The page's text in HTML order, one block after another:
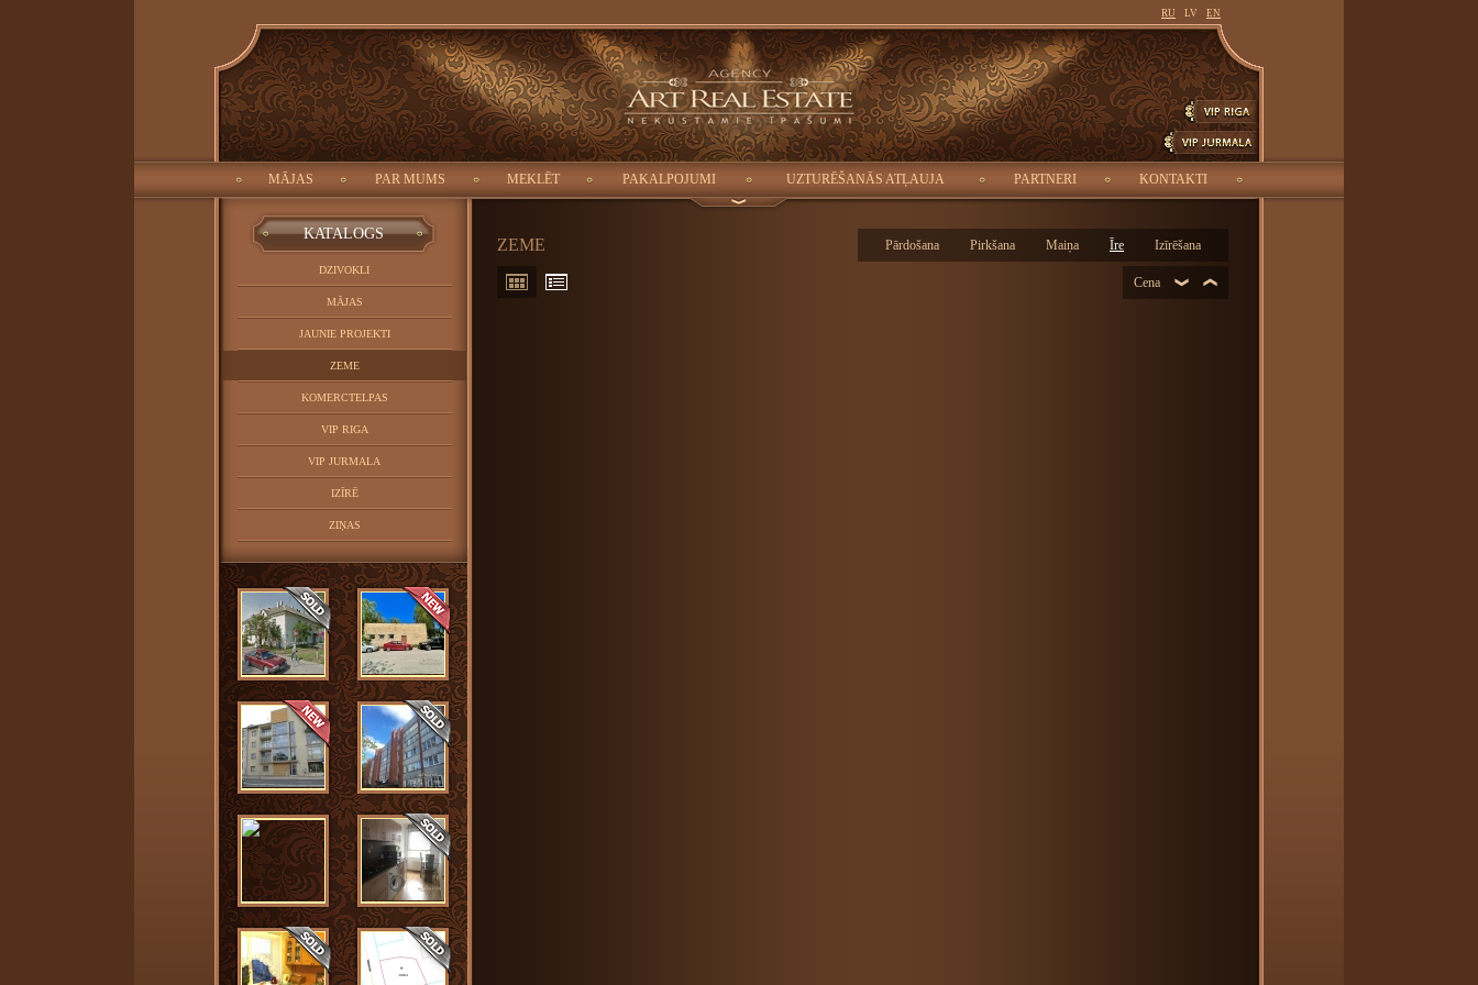
RU LV EN
CATALOG
MĀJAS PAR MUMS MEKLĒT PAKALPOJUMI UZTURĒŠANĀS ATĻAUJA PARTNERI KONTAKTI
ID: Meklēt: Objekta tips: Pilsēta: Istabas: Platība: (m2):
-
Cena:
-
MEKLĒT
KATALOGS
DZIVOKLI
MĀJAS
JAUNIE PROJEKTI
ZEME
KOMERCTELPAS
VIP RIGA
VIP JURMALA
IZĪRĒ
ZIŅAS
ZEME Pārdošana Pirkšana Maiņa Īre Izīrēšana
Cena